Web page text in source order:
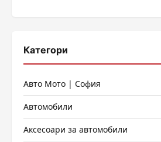
Категори
Авто Мото | София
Автомобили
Аксесоари за автомобили